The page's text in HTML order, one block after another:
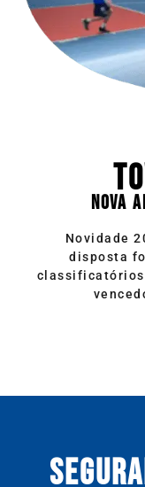
NOVA
Novidade
disposta
classificatórios